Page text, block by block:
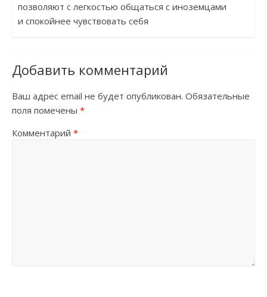
позволяют с легкостью общаться с иноземцами
и спокойнее чувствовать себя
Добавить комментарий
Ваш адрес email не будет опубликован. Обязательные
поля помечены *
Комментарий *